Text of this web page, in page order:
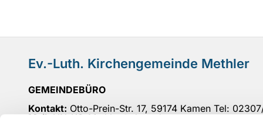
Ev.-Luth. Kirchengemeinde Methler
GEMEINDEBÜRO
Kontakt: Otto-Prein-Str. 17, 59174 Kamen Tel:
Mail: UN-KG-Methler@ekvw.de